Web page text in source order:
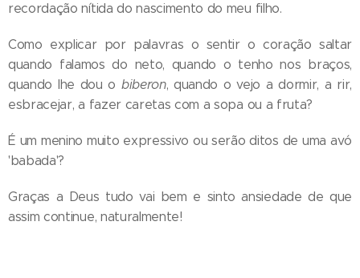
recordação nítida do nascimento do meu filho.
Como explicar por palavras o sentir o coração saltar
quando falamos do neto, quando o tenho nos braços,
quando lhe dou o biberon, quando o vejo a dormir, a rir,
esbracejar, a fazer caretas com a sopa ou a fruta?
É um menino muito expressivo ou serão ditos de uma avó
'babada'?
Graças a Deus tudo vai bem e sinto ansiedade de que
assim continue, naturalmente!